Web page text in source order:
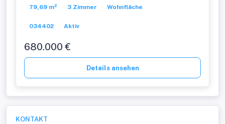
79,69 m² 3 Zimmer Wohnfläche
034402 Aktiv
680.000 €
Details ansehen
KONTAKT